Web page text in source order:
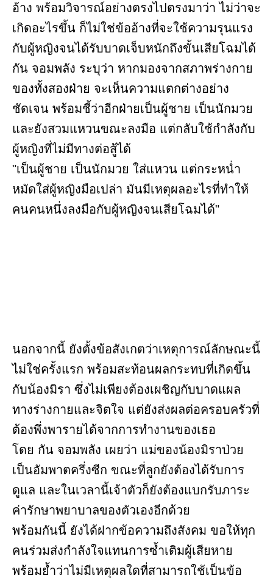
อ้าง พร้อมวิจารณ์อย่างตรงไปตรงมาว่า ไม่ว่าจะ
เกิดอะไรขึ้น ก็ไม่ใช่ข้ออ้างที่จะใช้ความรุนแรง
กับผู้หญิงจนได้รับบาดเจ็บหนักถึงขั้นเสียโฉมได้
กัน จอมพลัง ระบุว่า หากมองจากสภาพร่างกาย
ของทั้งสองฝ่าย จะเห็นความแตกต่างอย่าง
ชัดเจน พร้อมชี้ว่าอีกฝ่ายเป็นผู้ชาย เป็นนักมวย
และยังสวมแหวนขณะลงมือ แต่กลับใช้กำลังกับ
ผู้หญิงที่ไม่มีทางต่อสู้ได้
"เป็นผู้ชาย เป็นนักมวย ใส่แหวน แต่กระหน่ำ
หมัดใส่ผู้หญิงมือเปล่า มันมีเหตุผลอะไรที่ทำให้
คนคนหนึ่งลงมือกับผู้หญิงจนเสียโฉมได้"
นอกจากนี้ ยังตั้งข้อสังเกตว่าเหตุการณ์ลักษณะนี้
ไม่ใช่ครั้งแรก พร้อมสะท้อนผลกระทบที่เกิดขึ้น
กับน้องมิรา ซึ่งไม่เพียงต้องเผชิญกับบาดแผล
ทางร่างกายและจิตใจ แต่ยังส่งผลต่อครอบครัวที่
ต้องพึ่งพารายได้จากการทำงานของเธอ
โดย กัน จอมพลัง เผยว่า แม่ของน้องมิราป่วย
เป็นอัมพาตครึ่งซีก ขณะที่ลูกยังต้องได้รับการ
ดูแล และในเวลานี้เจ้าตัวก็ยังต้องแบกรับภาระ
ค่ารักษาพยาบาลของตัวเองอีกด้วย
พร้อมกันนี้ ยังได้ฝากข้อความถึงสังคม ขอให้ทุก
คนร่วมส่งกำลังใจแทนการซ้ำเติมผู้เสียหาย
พร้อมย้ำว่าไม่มีเหตุผลใดที่สามารถใช้เป็นข้อ